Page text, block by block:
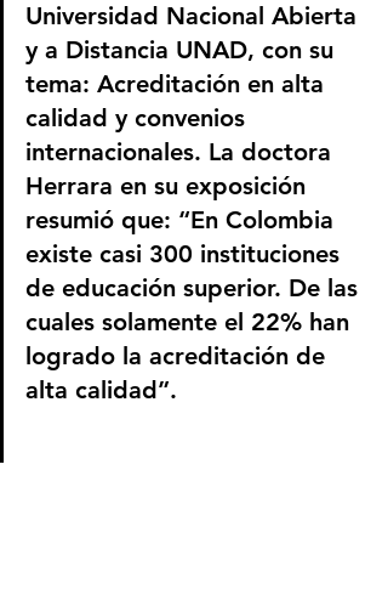
Universidad Nacional Abierta
y a Distancia UNAD, con su
tema: Acreditación en alta
calidad y convenios
internacionales. La doctora
Herrara en su exposición
resumió que: “En Colombia
existe casi 300 instituciones
de educación superior. De las
cuales solamente el 22% han
logrado la acreditación de
alta calidad”.